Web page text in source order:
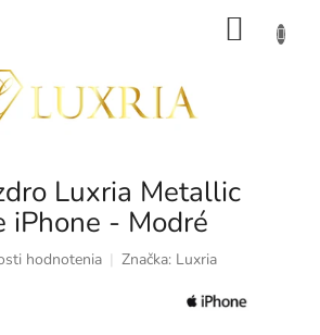
Luxria Metallic
iPhone - Modré
hodnotenia Značka: Luxria